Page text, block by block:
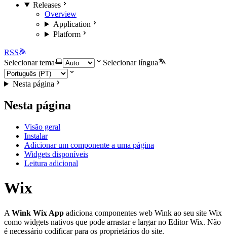
Releases
Overview
Application
Platform
RSS
Selecionar tema
Selecionar língua
Nesta página
Nesta página
Visão geral
Instalar
Adicionar um componente a uma página
Widgets disponíveis
Leitura adicional
Wix
A Wink Wix App adiciona componentes web Wink ao seu site Wix
como widgets nativos que pode arrastar e largar no Editor Wix. Não
é necessário codificar para os proprietários do site.